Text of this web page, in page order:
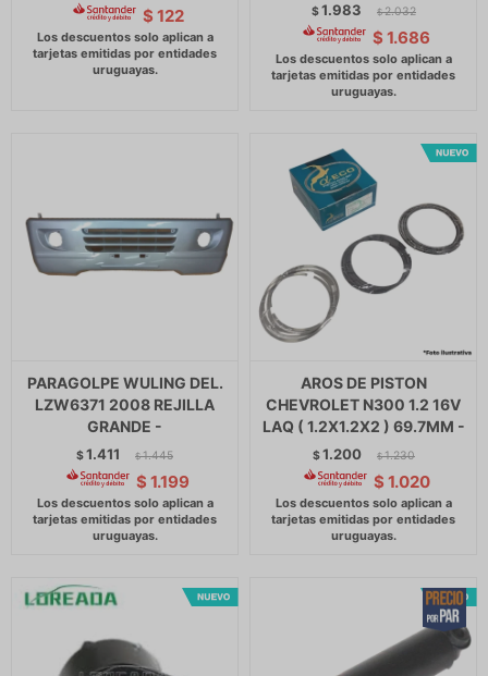
$ 122 $1.983 $ 2.032
$ 1.686
PARAGOLPE WULING DEL.
LZW6371 2008 REJILLA
GRANDE -
$1.411 $ 1.445
$ 1.199
AROS DE PISTON
CHEVROLET N300 1.2 16V
LAQ ( 1.2X1.2X2 ) 69.7MM -
$1.200 $ 1.230
$ 1.020